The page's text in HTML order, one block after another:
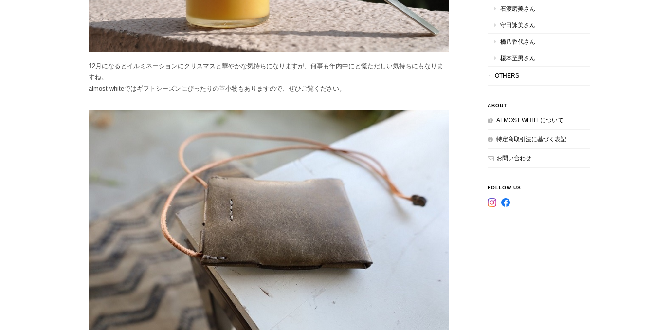
12月になるとイルミネーションにクリスマスと華やかな気持ちになりますが、何事も年内中にと慌ただしい気持ちにもなりま
すね。
almost whiteではギフトシーズンにぴったりの革小物もありますので、ぜひご覧ください。
石渡磨美さん
守田詠美さん
橋爪香代さん
榎本至男さん
OTHERS
ABOUT
ALMOST WHITEについて
特定商取引法に基づく表記
お問い合わせ
FOLLOW US